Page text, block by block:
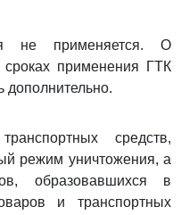
не применяется. О
применения ГТК
дополнительно.
средств,
режим уничтожения, а
образовавшихся в
и транспортных